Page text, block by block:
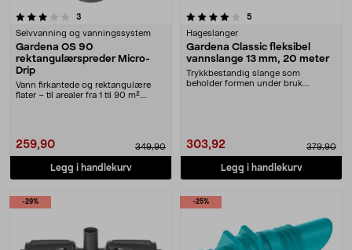
3
Selvvanning og vanningssystem
Gardena OS 90
rektangulærspreder Micro-
Drip
Vann firkantede og rektangulære
flater – til arealer fra 1 til 90 m².
259,90 349,90
Legg i handlekurv
4.0 av 5 stjerner 5
Hageslanger
Gardena Classic fleksibel
vannslange 13 mm, 20 meter
Trykkbestandig slange som
beholder formen under bruk.
303,92 379,90
Legg i handlekurv
-29% -25%